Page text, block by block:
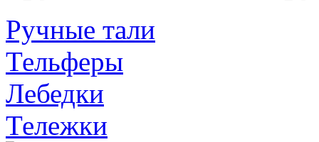
Ручные тали
Тельферы
Лебедки
Тележки